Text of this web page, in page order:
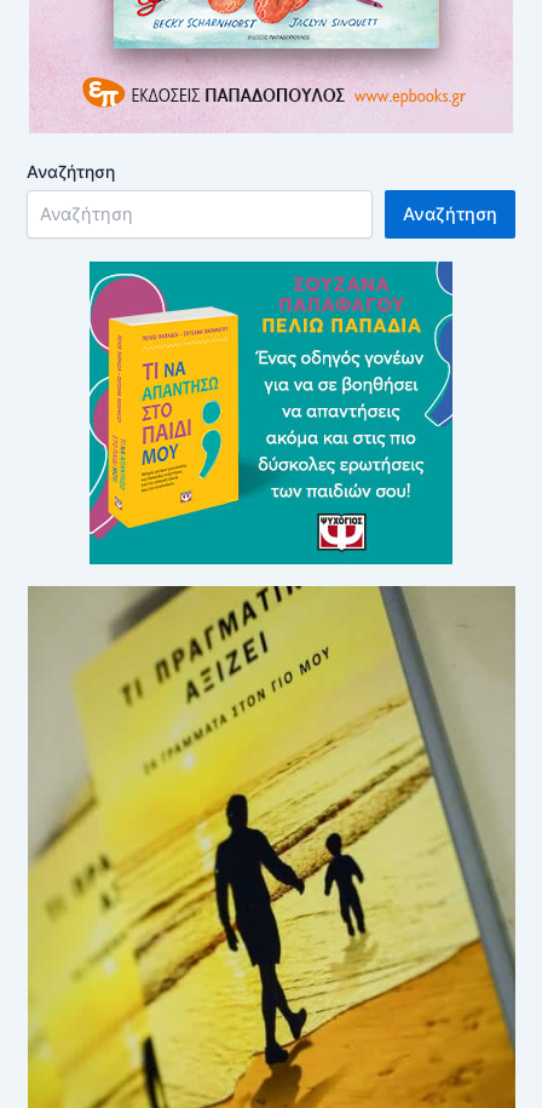
Αναζήτηση
Αναζήτηση